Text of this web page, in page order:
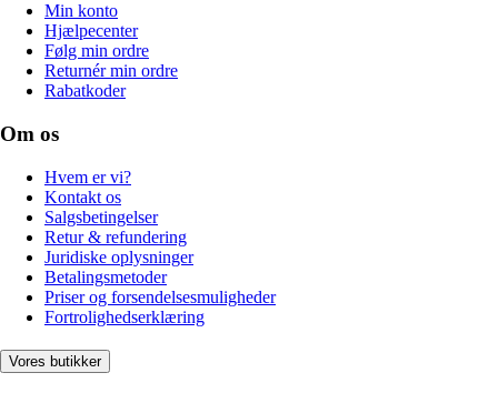
Min konto
Hjælpecenter
Følg min ordre
Returnér min ordre
Rabatkoder
Om os
Hvem er vi?
Kontakt os
Salgsbetingelser
Retur & refundering
Juridiske oplysninger
Betalingsmetoder
Priser og forsendelsesmuligheder
Fortrolighedserklæring
Vores butikker